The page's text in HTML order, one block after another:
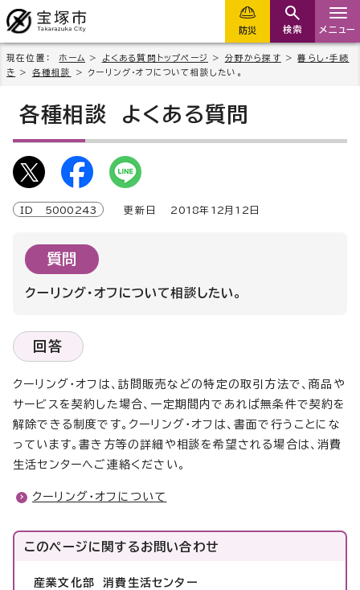
防災 検索 メニュー
現在位置： ホーム > よくある質問トップページ > 分野から探す >暮らし・手続
き
> 各種相談 > クーリング・オフについて相談したい。
各種相談 よくある質問
ID 5000243 更新日 2018年 12 月 12 日
質問
クーリング・オフについて相談したい。
回答
クーリング・オフは、訪問販売などの特定の取引方法で、商品や
サービスを契約した場合、一定期間内であれば無条件で契約を
解除できる制度です。クーリング・オフは、書面で行うことにな
っています。書き方等の詳細や相談を希望される場合は、消費
生活センターへご連絡ください。
クーリング・オフについて
このページに関するお問い合わせ
産業文化部 消費生活センター